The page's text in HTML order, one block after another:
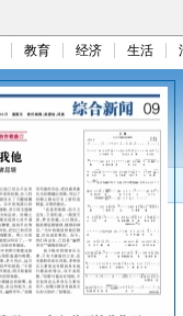
教育 经济 生活